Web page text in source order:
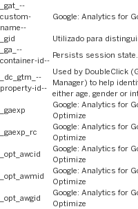
_gat_--
custom-
name--
Google: Analytics for
_gid Utilizado para
_ga_--
container-id--
Persists session state.
_dc_gtm_--
property-id--
Used by DoubleClick
Manager) to help
either age, gender or
_gaexp
Google: Analytics for
Optimize
_gaexp_rc
Google: Analytics for
Optimize
_opt_awcid
Google: Analytics for
Optimize
_opt_awmid
Google: Analytics for
Optimize
_opt_awgid
Google: Analytics for
Optimize